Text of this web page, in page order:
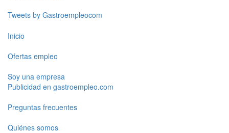
Tweets by Gastroempleocom
Inicio
Ofertas empleo
Soy una empresa
Publicidad en gastroempleo.com
Preguntas frecuentes
Quiénes somos